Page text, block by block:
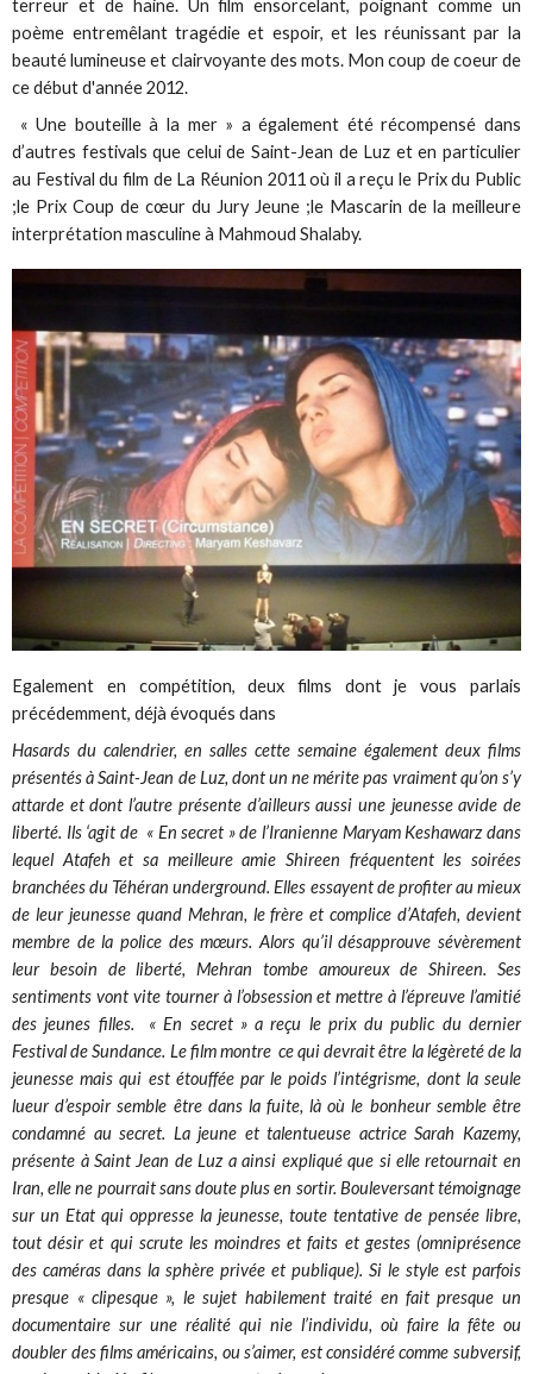
terreur et de haine. Un film ensorcelant, poignant comme un
poème entremêlant tragédie et espoir, et les réunissant par la
beauté lumineuse et clairvoyante des mots. Mon coup de coeur de
ce début d'année 2012.
« Une bouteille à la mer » a également été récompensé dans
d’autres festivals que celui de Saint-Jean de Luz et en particulier
au Festival du film de La Réunion 2011 où il a reçu le Prix du Public
;le Prix Coup de cœur du Jury Jeune ;le Mascarin de la meilleure
interprétation masculine à Mahmoud Shalaby.
Egalement en compétition, deux films dont je vous parlais
précédemment, déjà évoqués dans
Hasards du calendrier, en salles cette semaine également deux films
présentés à Saint-Jean de Luz, dont un ne mérite pas vraiment qu’on s’y
attarde et dont l’autre présente d’ailleurs aussi une jeunesse avide de
liberté. Ils ‘agit de « En secret » de l’Iranienne Maryam Keshawarz dans
lequel Atafeh et sa meilleure amie Shireen fréquentent les soirées
branchées du Téhéran underground. Elles essayent de profiter au mieux
de leur jeunesse quand Mehran, le frère et complice d’Atafeh, devient
membre de la police des mœurs. Alors qu’il désapprouve sévèrement
leur besoin de liberté, Mehran tombe amoureux de Shireen. Ses
sentiments vont vite tourner à l’obsession et mettre à l’épreuve l’amitié
des jeunes filles. « En secret » a reçu le prix du public du dernier
Festival de Sundance. Le film montre ce qui devrait être la légèreté de la
jeunesse mais qui est étouffée par le poids l’intégrisme, dont la seule
lueur d’espoir semble être dans la fuite, là où le bonheur semble être
condamné au secret. La jeune et talentueuse actrice Sarah Kazemy,
présente à Saint Jean de Luz a ainsi expliqué que si elle retournait en
Iran, elle ne pourrait sans doute plus en sortir. Bouleversant témoignage
sur un Etat qui oppresse la jeunesse, toute tentative de pensée libre,
tout désir et qui scrute les moindres et faits et gestes (omniprésence
des caméras dans la sphère privée et publique). Si le style est parfois
presque « clipesque », le sujet habilement traité en fait presque un
documentaire sur une réalité qui nie l’individu, où faire la fête ou
doubler des films américains, ou s’aimer, est considéré comme subversif,